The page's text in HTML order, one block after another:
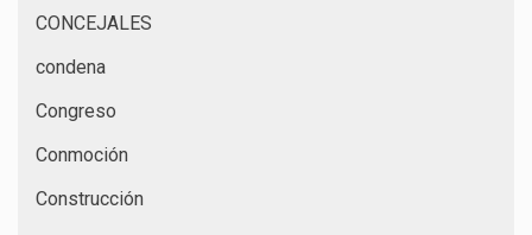
CONCEJALES
condena
Congreso
Conmoción
Construcción